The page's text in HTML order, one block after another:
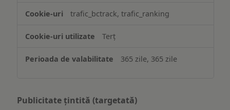
trafic_bctrack, trafic_ranking
Terț
365 zile, 365 zile
Publicitate țintită (targetată)